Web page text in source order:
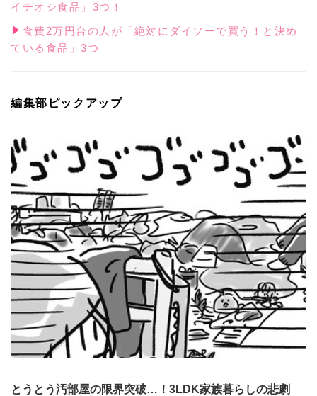
イチオシ食品」3つ！
食費2万円台の人が「絶対にダイソーで買う！と決め
ている食品」3つ
編集部ピックアップ
とうとう汚部屋の限界突破…！3LDK家族暮らしの悲劇